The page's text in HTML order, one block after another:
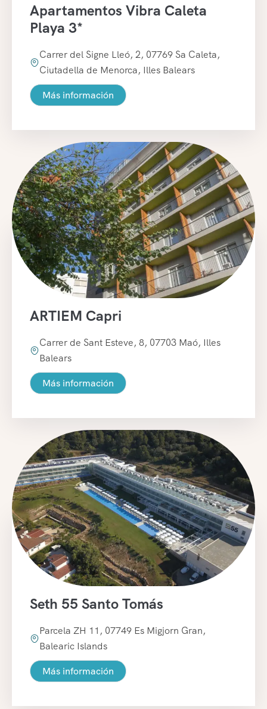
Apartamentos Vibra Caleta
Playa 3*
Carrer del Signe Lleó, 2, 07769 Sa Caleta,
Ciutadella de Menorca, Illes Balears
Más información
ARTIEM Capri
Carrer de Sant Esteve, 8, 07703 Maó, Illes
Balears
Más información
Seth 55 Santo Tomás
Parcela ZH 11, 07749 Es Migjorn Gran,
Balearic Islands
Más información